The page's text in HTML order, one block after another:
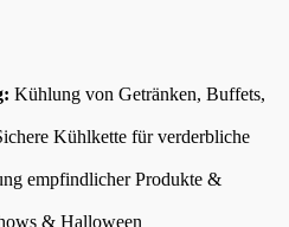
Kühlung von Getränken, Buffets,
Kühlkette für verderbliche
empfindlicher Produkte &
& Halloween